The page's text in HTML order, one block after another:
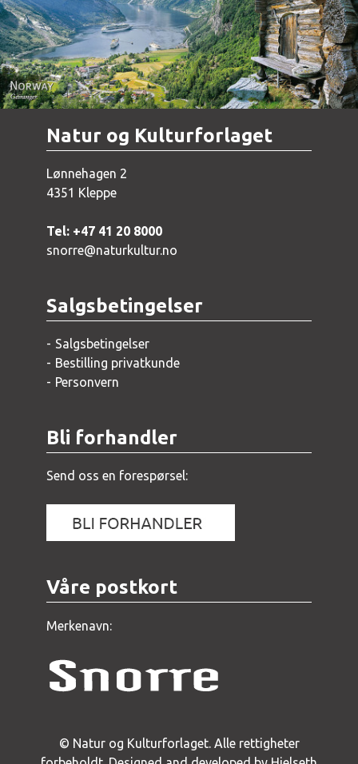
Norway - Geiranger
Natur og Kulturforlaget
Lønnehagen 2
4351 Kleppe
Tel: +47 41 20 8000
snorre@naturkultur.no
Salgsbetingelser
Salgsbetingelser
Bestilling privatkunde
Personvern
Bli forhandler
Send oss en forespørsel:
Våre postkort
Merkenavn:
© Natur og Kulturforlaget. Alle rettigheter